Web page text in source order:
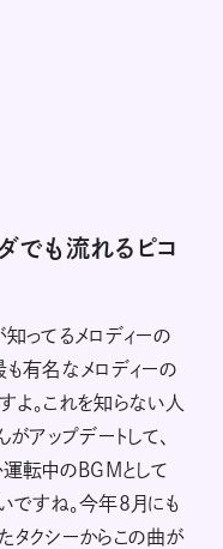
でも流れるピコ
ってるメロディーの
も有名なメロディーの
よ。これを知らない人
アップデートして、
運転中のBGMとして
ですね。今年8月にも
タクシーからこの曲が